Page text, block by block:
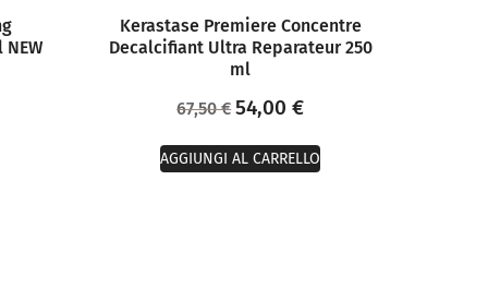
Kerastase Premiere Concentre
Decalcifiant Ultra Reparateur 250
ml
67,50€ 54,00€
AGGIUNGI AL CARRELLO